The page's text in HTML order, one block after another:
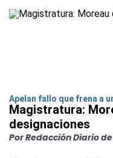
Apelan fallo que frena a
Magistratura:
designaciones
Por Redacción Diario